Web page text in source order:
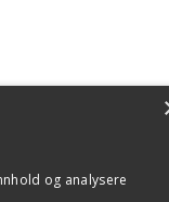
og analysere